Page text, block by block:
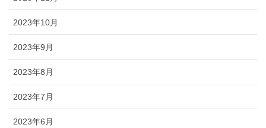
2023年10月
2023年9月
2023年8月
2023年7月
2023年6月